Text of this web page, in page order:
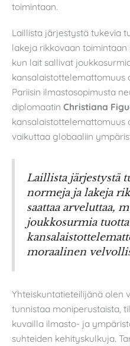
toimintaan.
Laillista järjestystä tukevia
lakeja rikkovaan
kun lait sallivat
kansalaistottelemattomuus
Pariisin ilmastosopimusta
diplomaatin Christiana
kansalaistottelemattomuus
vaikuttaa globaaliin
Laillista järjestystä
normeja ja lakeja
saattaa arveluttaa,
joukkosurmia
moraalinen
Yhteiskuntatieteilijänä olen
tunnistaa moniperustaista,
kuvailla ilmasto- ja
suhteiden kehityskulkuja.